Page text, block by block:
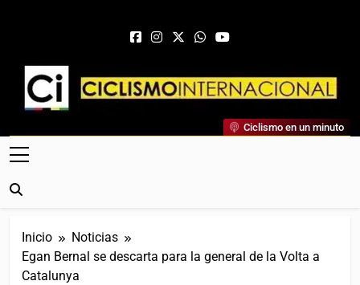
Ciclismo Internacional
Web Dedicada Al Ciclismo Mundial. Entrevistas, Análisis,
Crónicas, Previas Y Más. La Web Ciclista De Referencia.
Ciclismo en un minuto
Inicio
Noticias
Egan Bernal se descarta para la general de la Volta a
Catalunya